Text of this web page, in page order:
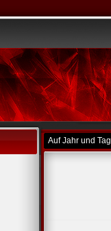
Auf Jahr und Tag